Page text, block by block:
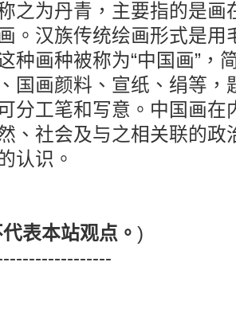
之为丹青，主要指的是画
。汉族传统绘画形式是用
种画种被称为“中国画”，
国画颜料、宣纸、绢等，
分工笔和写意。中国画在
、社会及与之相关联的政
认识。
表本站观点。 )